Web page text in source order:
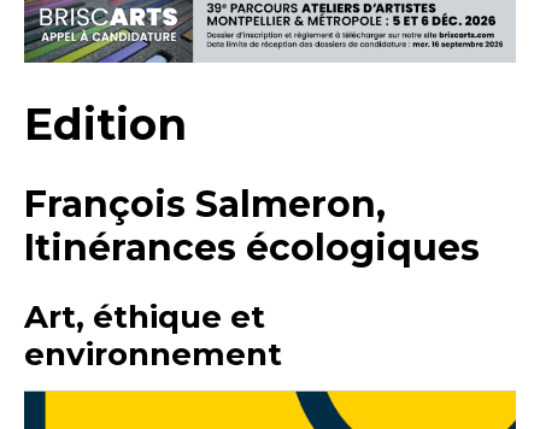
Edition
François Salmeron,
Itinérances écologiques
Art, éthique et
environnement